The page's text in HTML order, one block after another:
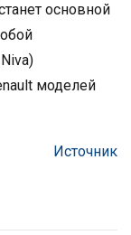
основной
моделей
Источник